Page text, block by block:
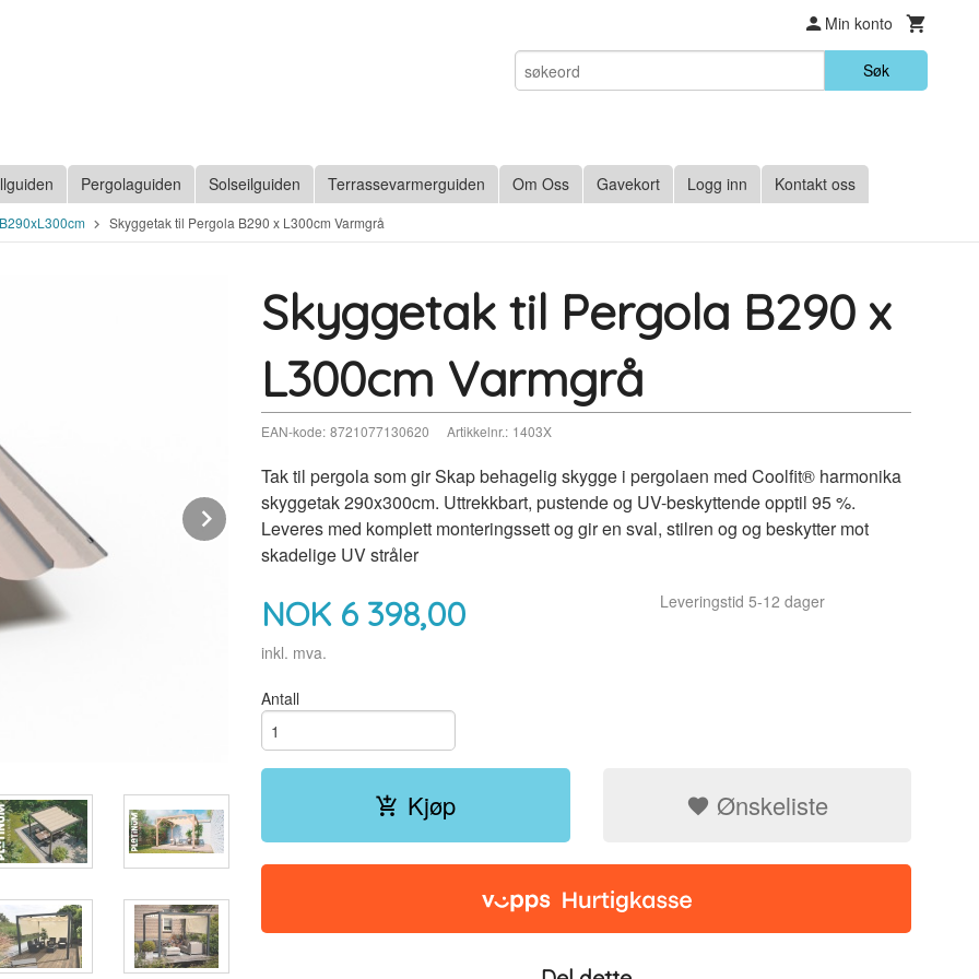
Min konto
Søk
Pergolaguiden Solseilguiden Terrassevarmerguiden Om Oss Gavekort Logg inn Kontakt oss
Skyggetak til Pergola B290 x L300cm Varmgrå
Next
Skyggetak til Pergola B290 x
L300cm Varmgrå
EAN-kode: 8721077130620 Artikkelnr.: 1403X
Tak til pergola som gir Skap behagelig skygge i pergolaen med Coolfit® harmonika
skyggetak 290x300cm. Uttrekkbart, pustende og UV-beskyttende opptil 95 %.
Leveres med komplett monteringssett og gir en sval, stilren og og beskytter mot
skadelige UV stråler
NOK 6 398,00
inkl. mva.
Leveringstid 5-12 dager
Antall
Kjøp Ønskeliste